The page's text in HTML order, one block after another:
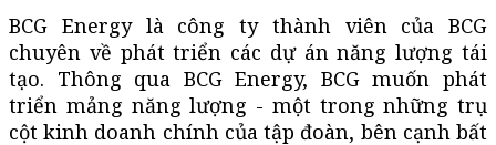
BCG Energy là công ty thành viên của BCG
chuyên về phát triển các dự án năng lượng tái
tạo. Thông qua BCG Energy, BCG muốn phát
triển mảng năng lượng - một trong những trụ
cột kinh doanh chính của tập đoàn, bên cạnh bất